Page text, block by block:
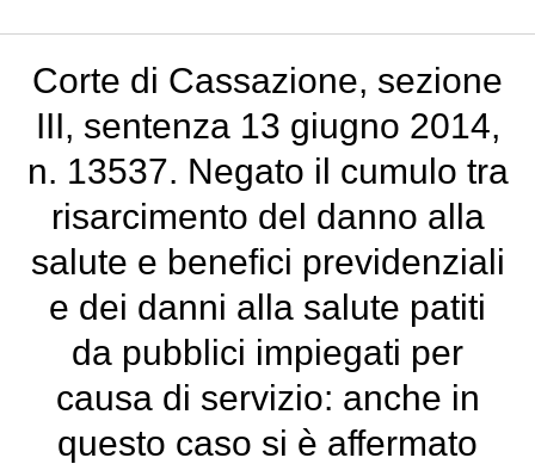
Corte di Cassazione, sezione
III, sentenza 13 giugno 2014,
n. 13537. Negato il cumulo tra
risarcimento del danno alla
salute e benefici previdenziali
e dei danni alla salute patiti
da pubblici impiegati per
causa di servizio: anche in
questo caso si è affermato